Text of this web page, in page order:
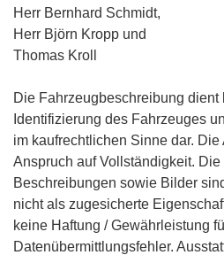
Herr Bernhard Schmidt,
Herr Björn Kropp und
Thomas Kroll
Die Fahrzeugbeschreibung
Identifizierung des Fahrzeuges
im kaufrechtlichen Sinne dar.
Anspruch auf Vollständigkeit.
Beschreibungen sowie Bilder
nicht als zugesicherte
keine Haftung / Gewährleistung
Datenübermittlungsfehler.